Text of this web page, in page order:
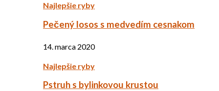
Najlepšie ryby
Pečený losos s medvedím cesnakom
14. marca 2020
Najlepšie ryby
Pstruh s bylinkovou krustou